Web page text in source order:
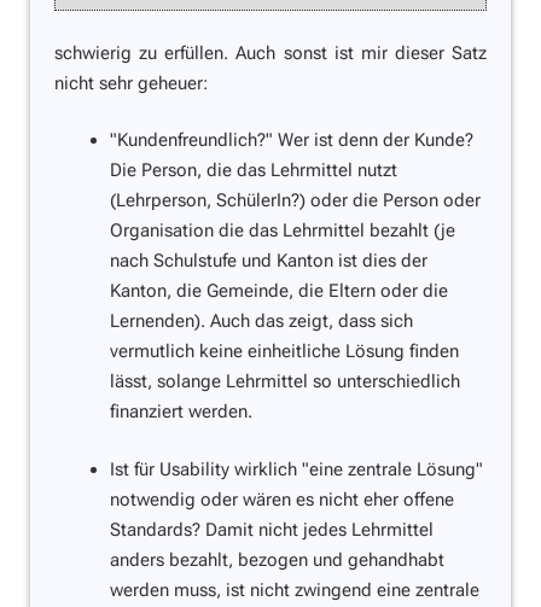
schwierig zu erfüllen. Auch sonst ist mir dieser Satz
nicht sehr geheuer:
"Kundenfreundlich?" Wer ist denn der Kunde?
Die Person, die das Lehrmittel nutzt
(Lehrperson, SchülerIn?) oder die Person oder
Organisation die das Lehrmittel bezahlt (je
nach Schulstufe und Kanton ist dies der
Kanton, die Gemeinde, die Eltern oder die
Lernenden). Auch das zeigt, dass sich
vermutlich keine einheitliche Lösung finden
lässt, solange Lehrmittel so unterschiedlich
finanziert werden.
Ist für Usability wirklich"eine zentrale Lösung"
notwendig oder wären es nicht eher offene
Standards? Damit nicht jedes Lehrmittel
anders bezahlt, bezogen und gehandhabt
werden muss, ist nicht zwingend eine zentrale